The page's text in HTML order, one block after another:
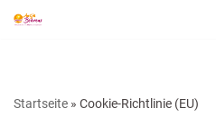
Startseite » Cookie-Richtlinie (EU)